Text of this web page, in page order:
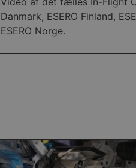
Danmark, ESERO Finland,
ESERO Norge.